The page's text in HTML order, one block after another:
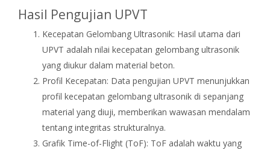
Hasil Pengujian UPVT
Kecepatan Gelombang Ultrasonik: Hasil utama dari
UPVT adalah nilai kecepatan gelombang ultrasonik
yang diukur dalam material beton.
Profil Kecepatan: Data pengujian UPVT menunjukkan
profil kecepatan gelombang ultrasonik di sepanjang
material yang diuji, memberikan wawasan mendalam
tentang integritas strukturalnya.
Grafik Time-of-Flight (ToF): ToF adalah waktu yang